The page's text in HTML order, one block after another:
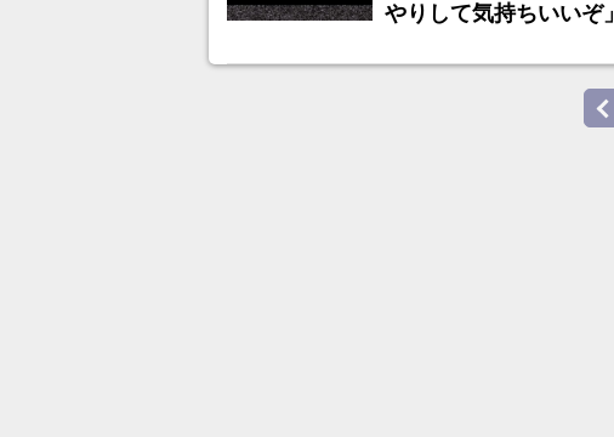
やりして気持ちいいぞ」